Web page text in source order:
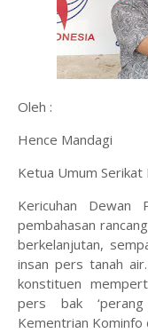
Oleh :
Hence Mandagi
Ketua Umum Serikat
Kericuhan Dewan
pembahasan
berkelanjutan,
insan pers tanah
konstituen
pers bak
Kementrian Kominfo